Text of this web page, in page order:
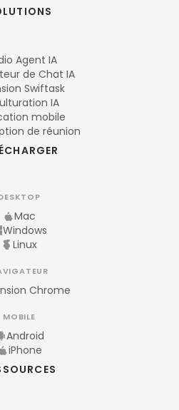
Agent IA
de Chat IA
Swiftask
IA
mobile
de réunion
Mac
Windows
Linux
Chrome
MOBILE
Android
iPhone